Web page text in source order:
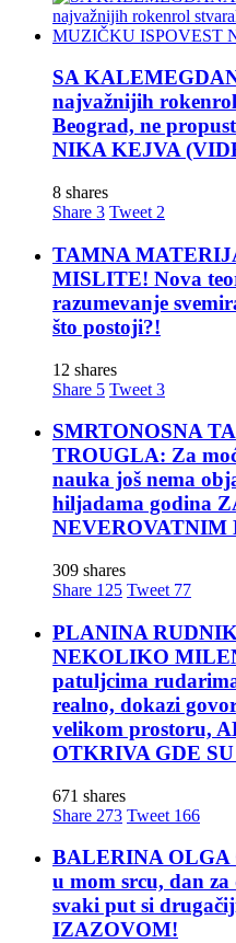
SA
najvažnijih
Beograd, ne
NIKA KEJVA
8 shares
Share 3 Tweet 2
TAMNA
MISLITE! Nova
razumevanje
što postoji?!
12 shares
Share 5 Tweet 3
SMRTONOSNA
TROUGLA: Za
nauka još nema
hiljadama godina
309 shares
Share 125 Tweet 77
PLANINA
NEKOLIKO
patuljcima
realno, dokazi
velikom prostoru,
OTKRIVA GDE
671 shares
Share 273 Tweet 166
BALERINA OLGA
u mom srcu, dan
svaki put si
IZAZOVOM!